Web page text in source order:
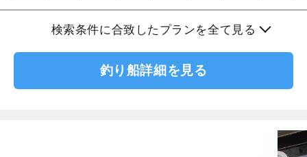
検索条件に合致したプランを全て見る
釣り船詳細を見る